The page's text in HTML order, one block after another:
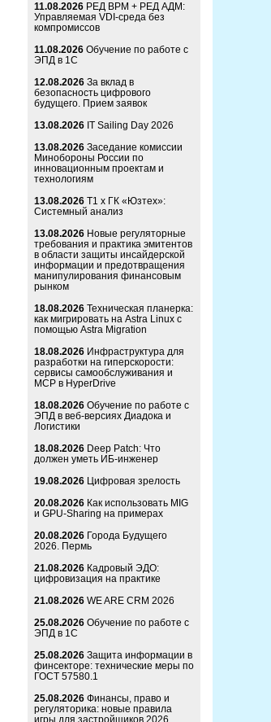
11.08.2026 РЕД ВРМ + РЕД АДМ:
Управляемая VDI-среда без
компромиссов
11.08.2026 Обучение по работе с
ЭПД в 1С
12.08.2026 За вклад в
безопасность цифрового
будущего. Прием заявок
13.08.2026 IT Sailing Day 2026
13.08.2026 Заседание комиссии
Минобороны России по
инновационным проектам и
технологиям
13.08.2026 Т1 x ГК «Юзтех»:
Системный анализ
13.08.2026 Новые регуляторные
требования и практика эмитентов
в области защиты инсайдерской
информации и предотвращения
манипулирования финансовым
рынком
18.08.2026 Техническая планерка:
как мигрировать на Astra Linux с
помощью Astra Migration
18.08.2026 Инфраструктура для
разработки на гиперскорости:
сервисы самообслуживания и
MCP в HyperDrive
18.08.2026 Обучение по работе с
ЭПД в веб-версиях Диадока и
Логистики
18.08.2026 Deep Patch: Что
должен уметь ИБ-инженер
19.08.2026 Цифровая зрелость
20.08.2026 Как использовать MIG
и GPU-Sharing на примерах
20.08.2026 Города Будущего
2026. Пермь
21.08.2026 Кадровый ЭДО:
цифровизация на практике
21.08.2026 WE ARE CRM 2026
25.08.2026 Обучение по работе с
ЭПД в 1С
25.08.2026 Защита информации в
финсекторе: технические меры по
ГОСТ 57580.1
25.08.2026 Финансы, право и
регуляторика: новые правила